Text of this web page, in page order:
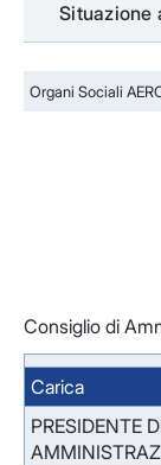
Situazione
Organi Sociali
Consiglio di
Carica
PRESIDENTE